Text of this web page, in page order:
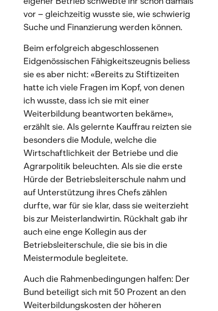
vor – gleichzeitig wusste sie, wie schwierig
Suche und Finanzierung werden können.
Beim erfolgreich abgeschlossenen
Eidgenössischen Fähigkeitszeugnis beliess
sie es aber nicht: «Bereits zu Stiftizeiten
hatte ich viele Fragen im Kopf, von denen
ich wusste, dass ich sie mit einer
Weiterbildung beantworten bekäme»,
erzählt sie. Als gelernte Kauffrau reizten sie
besonders die Module, welche die
Wirtschaftlichkeit der Betriebe und die
Agrarpolitik beleuchten. Als sie die erste
Hürde der Betriebsleiterschule nahm und
auf Unterstützung ihres Chefs zählen
durfte, war für sie klar, dass sie weiterzieht
bis zur Meisterlandwirtin. Rückhalt gab ihr
auch eine enge Kollegin aus der
Betriebsleiterschule, die sie bis in die
Meistermodule begleitete.
Auch die Rahmenbedingungen halfen: Der
Bund beteiligt sich mit 50 Prozent an den
Weiterbildungskosten der höheren